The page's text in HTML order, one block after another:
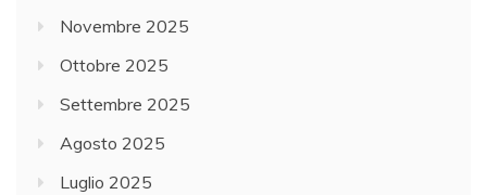
Novembre 2025
Ottobre 2025
Settembre 2025
Agosto 2025
Luglio 2025